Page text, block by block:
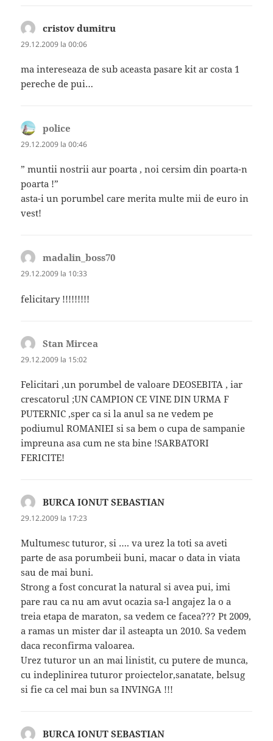
cristov dumitru
29.12.2009 la 00:06
ma intereseaza de sub aceasta pasare kit ar costa 1
pereche de pui…
police
29.12.2009 la 00:46
” muntii nostrii aur poarta , noi cersim din poarta-n
poarta !”
asta-i un porumbel care merita multe mii de euro in
vest!
madalin_boss70
29.12.2009 la 10:33
felicitary !!!!!!!!!
Stan Mircea
29.12.2009 la 15:02
Felicitari ,un porumbel de valoare DEOSEBITA , iar
crescatorul ;UN CAMPION CE VINE DIN URMA F
PUTERNIC ,sper ca si la anul sa ne vedem pe
podiumul ROMANIEI si sa bem o cupa de sampanie
impreuna asa cum ne sta bine !SARBATORI
FERICITE!
BURCA IONUT SEBASTIAN
29.12.2009 la 17:23
Multumesc tuturor, si …. va urez la toti sa aveti
parte de asa porumbeii buni, macar o data in viata
sau de mai buni.
Strong a fost concurat la natural si avea pui, imi
pare rau ca nu am avut ocazia sa-l angajez la o a
treia etapa de maraton, sa vedem ce facea??? Pt 2009,
a ramas un mister dar il asteapta un 2010. Sa vedem
daca reconfirma valoarea.
Urez tuturor un an mai linistit, cu putere de munca,
cu indeplinirea tuturor proiectelor,sanatate, belsug
si fie ca cel mai bun sa INVINGA !!!
BURCA IONUT SEBASTIAN